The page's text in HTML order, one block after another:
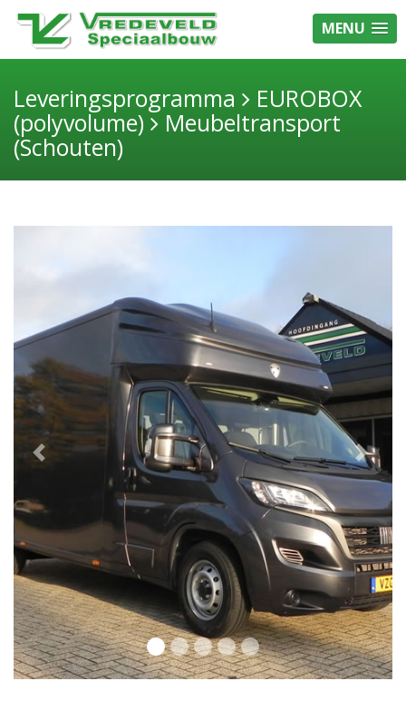
MENU
Leveringsprogramma EUROBOX
(polyvolume) Meubeltransport
(Schouten)
Previous Next